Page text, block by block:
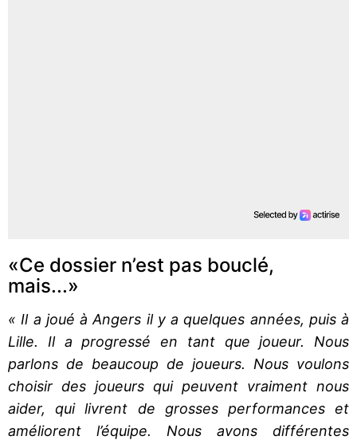
«Ce dossier n’est pas bouclé,
mais...»
« Il a joué à Angers il y a quelques années, puis à
Lille. Il a progressé en tant que joueur. Nous
parlons de beaucoup de joueurs. Nous voulons
choisir des joueurs qui peuvent vraiment nous
aider, qui livrent de grosses performances et
améliorent l’équipe. Nous avons différentes